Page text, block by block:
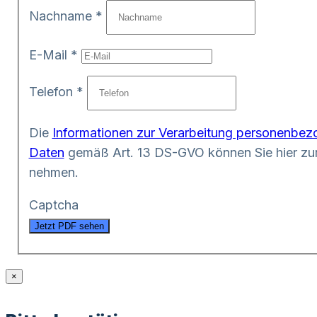
Nachname *
E-Mail *
Telefon *
Die Informationen zur Verarbeitung
Daten gemäß Art. 13 DS-GVO können Sie hier
nehmen.
Captcha
Jetzt PDF sehen
×